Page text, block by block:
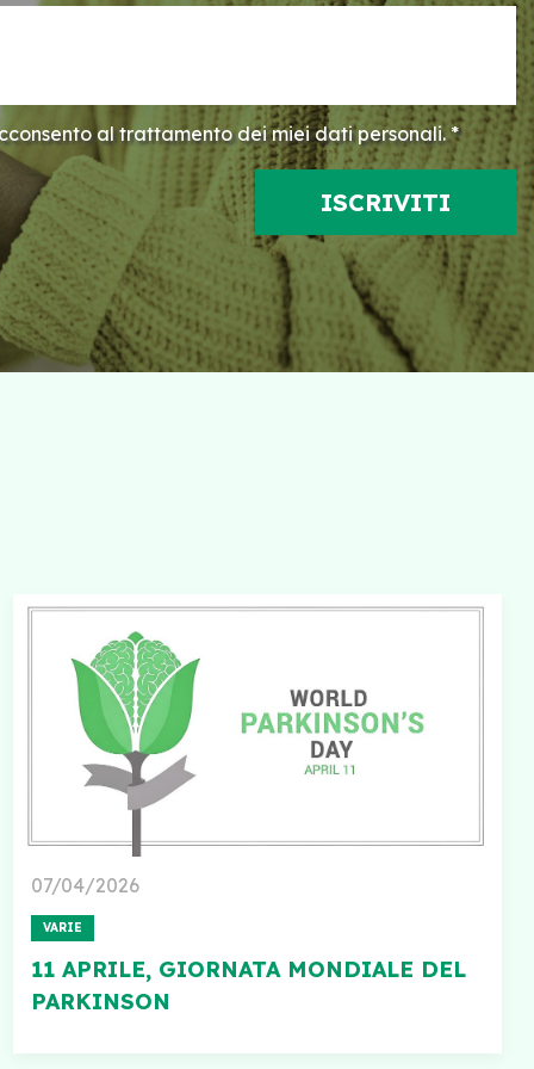
al trattamento dei miei dati personali. *
07/04/2026
VARIE
11 APRILE, GIORNATA MONDIALE DEL
PARKINSON